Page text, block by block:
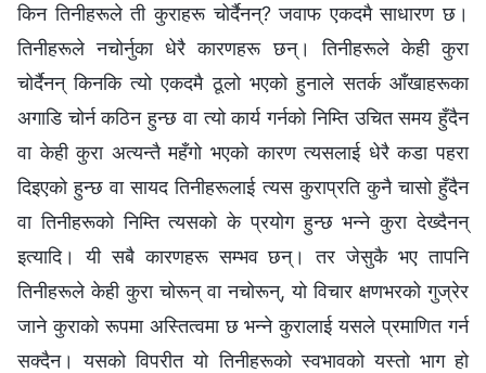
किन तिनीहरूले ती कुराहरू चोर्दैनन्? जवाफ एकदमै साधारण छ।
तिनीहरूले नचोर्नुका धेरै कारणहरू छन्। तिनीहरूले केही कुरा
चोर्दैनन् किनकि त्यो एकदमै ठूलो भएको हुनाले सतर्क आँखाहरूका
अगाडि चोर्न कठिन हुन्छ वा त्यो कार्य गर्नको निम्ति उचित समय हुँदैन
वा केही कुरा अत्यन्तै महँगो भएको कारण त्यसलाई धेरै कडा पहरा
दिइएको हुन्छ वा सायद तिनीहरूलाई त्यस कुराप्रति कुनै चासो हुँदैन
वा तिनीहरूको निम्ति त्यसको के प्रयोग हुन्छ भन्‍ने कुरा देख्दैनन्
इत्यादि। यी सबै कारणहरू सम्भव छन्। तर जेसुकै भए तापनि
तिनीहरूले केही कुरा चोरून् वा नचोरून्, यो विचार क्षणभरको गुज्रेर
जाने कुराको रूपमा अस्तित्वमा छ भन्‍ने कुरालाई यसले प्रमाणित गर्न
सक्दैन। यसको विपरीत यो तिनीहरूको स्वभावको यस्तो भाग हो